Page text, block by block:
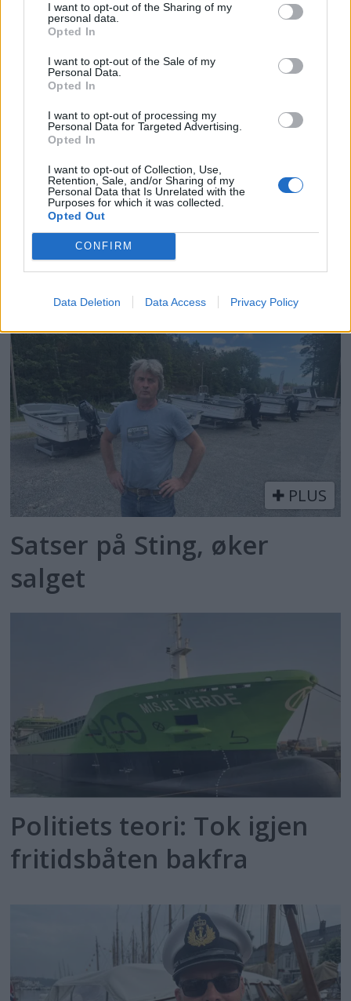
I want to opt-out of the Sharing of my
personal data.
Opted In
I want to opt-out of the Sale of my
Personal Data.
Opted In
I want to opt-out of processing my
Personal Data for Targeted Advertising.
Opted In
I want to opt-out of Collection, Use,
Retention, Sale, and/or Sharing of my
Personal Data that Is Unrelated with the
Purposes for which it was collected.
Opted Out
CONFIRM
Data Deletion Data Access Privacy Policy
rektor og båtfant
Motorbåtdefilering i Risør
PLUS
Satser på Sting, øker
salget
Politiets teori: Tok igjen
fritidsbåten bakfra